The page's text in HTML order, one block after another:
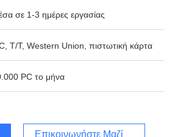
σε 1-3 ημέρες εργασίας
T/T, Western Union, πιστωτική κάρτα
PC το μήνα
Επικοινωνήστε Μαζί Μας